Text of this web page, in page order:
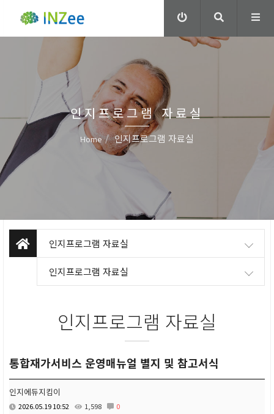
인지프로그램 자료실
Home 인지프로그램 자료실
인지프로그램 자료실
인지프로그램 자료실
인지프로그램 자료실
통합재가서비스 운영매뉴얼 별지 및 참고서식
인지에듀지킴이
2026.05.19 10:52 1,598 0